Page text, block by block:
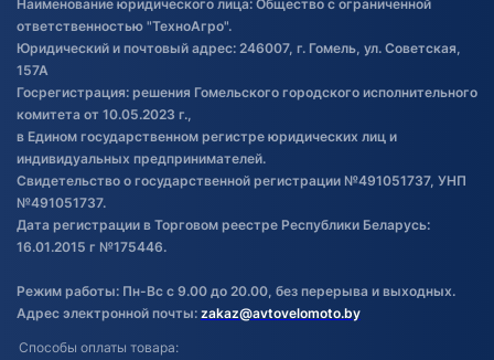
Обработка файлов cookie
Постановка транспорта на учет
Обновления в ЭПТС 2024
Наименование юридического лица: Общество с ограниченной
ответственностью "ТехноАгро".
Юридический и почтовый адрес: 246007, г. Гомель, ул. Советская,
157А
Госрегистрация: решения Гомельского городского исполнительного
комитета от 10.05.2023 г.,
в Едином государственном регистре юридических лиц и
индивидуальных предпринимателей.
Свидетельство о государственной регистрации №491051737, УНП
№491051737.
Дата регистрации в Торговом реестре Республики Беларусь:
16.01.2015 г №175446.
Режим работы: Пн-Вс с 9.00 до 20.00, без перерыва и выходных.
Адрес электронной почты: zakaz@avtovelomoto.by
Способы оплаты товара: